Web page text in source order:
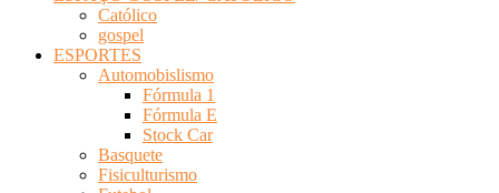
Católico
gospel
ESPORTES
Automobislismo
Fórmula 1
Fórmula E
Stock Car
Basquete
Fisiculturismo